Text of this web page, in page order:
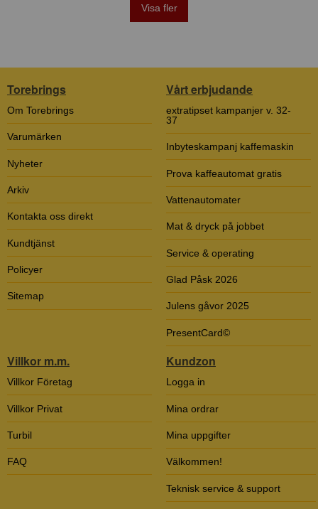
Visa fler
Torebrings
Om Torebrings
Varumärken
Nyheter
Arkiv
Kontakta oss direkt
Kundtjänst
Policyer
Sitemap
Vårt erbjudande
extratipset kampanjer v. 32-
37
Inbyteskampanj kaffemaskin
Prova kaffeautomat gratis
Vattenautomater
Mat & dryck på jobbet
Service & operating
Glad Påsk 2026
Julens gåvor 2025
PresentCard©
Villkor m.m.
Villkor Företag
Villkor Privat
Turbil
FAQ
Kundzon
Logga in
Mina ordrar
Mina uppgifter
Välkommen!
Teknisk service & support